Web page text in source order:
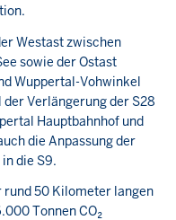
Westast zwischen
sowie der Ostast
Wuppertal-Vohwinkel
Verlängerung der S28
Hauptbahnhof und
die Anpassung der
die S9.
50 Kilometer langen
Tonnen CO₂